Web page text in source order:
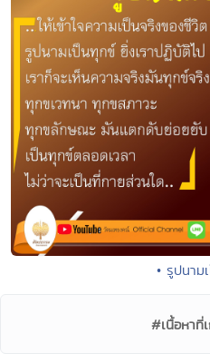
• รูปนาม
#เนื้อหาที่